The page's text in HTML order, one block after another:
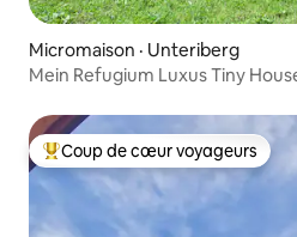
Micromaison · Unteriberg
Mein Refugium Luxus Tiny
Coup de cœur voyageurs parmi
Coup de cœur voyageurs